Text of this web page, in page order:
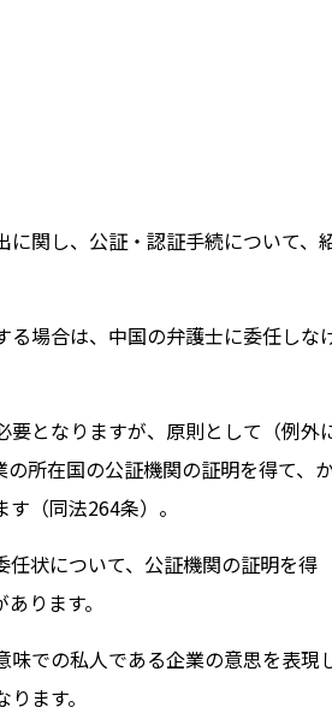
関し、公証・認証手続について、
場合は、中国の弁護士に委任しな
となりますが、原則として（例外
所在国の公証機関の証明を得て、
（同法264条）。
状について、公証機関の証明を得
ります。
味での私人である企業の意思を表現
ます。